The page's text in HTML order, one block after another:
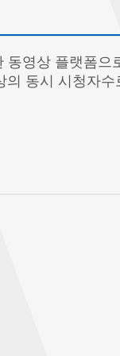
영상 플랫폼으
동시 시청자수